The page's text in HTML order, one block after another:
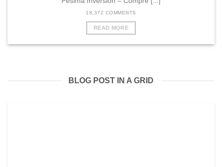
18,372 COMMENTS
READ MORE
BLOG POST IN A GRID